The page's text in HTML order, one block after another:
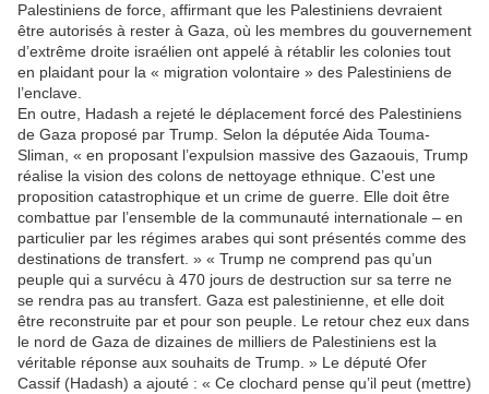
Palestiniens de force, affirmant que les Palestiniens devraient
être autorisés à rester à Gaza, où les membres du gouvernement
d’extrême droite israélien ont appelé à rétablir les colonies tout
en plaidant pour la « migration volontaire » des Palestiniens de
l’enclave.
En outre, Hadash a rejeté le déplacement forcé des Palestiniens
de Gaza proposé par Trump. Selon la députée Aida Touma-
Sliman, « en proposant l’expulsion massive des Gazaouis, Trump
réalise la vision des colons de nettoyage ethnique. C’est une
proposition catastrophique et un crime de guerre. Elle doit être
combattue par l’ensemble de la communauté internationale – en
particulier par les régimes arabes qui sont présentés comme des
destinations de transfert. » « Trump ne comprend pas qu’un
peuple qui a survécu à 470 jours de destruction sur sa terre ne
se rendra pas au transfert. Gaza est palestinienne, et elle doit
être reconstruite par et pour son peuple. Le retour chez eux dans
le nord de Gaza de dizaines de milliers de Palestiniens est la
véritable réponse aux souhaits de Trump. » Le député Ofer
Cassif (Hadash) a ajouté : « Ce clochard pense qu’il peut (mettre)